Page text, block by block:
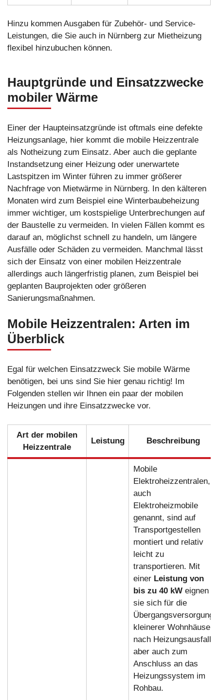
Hinzu kommen Ausgaben für Zubehör- und Service-
Leistungen, die Sie auch in Nürnberg zur Mietheizung
flexibel hinzubuchen können.
Hauptgründe und Einsatzzwecke
mobiler Wärme
Einer der Haupteinsatzgründe ist oftmals eine defekte
Heizungsanlage, hier kommt die mobile Heizzentrale
als Notheizung zum Einsatz. Aber auch die geplante
Instandsetzung einer Heizung oder unerwartete
Lastspitzen im Winter führen zu immer größerer
Nachfrage von Mietwärme in Nürnberg. In den kälteren
Monaten wird zum Beispiel eine Winterbaubeheizung
immer wichtiger, um kostspielige Unterbrechungen auf
der Baustelle zu vermeiden. In vielen Fällen kommt es
darauf an, möglichst schnell zu handeln, um längere
Ausfälle oder Schäden zu vermeiden. Manchmal lässt
sich der Einsatz von einer mobilen Heizzentrale
allerdings auch längerfristig planen, zum Beispiel bei
geplanten Bauprojekten oder größeren
Sanierungsmaßnahmen.
Mobile Heizzentralen: Arten im
Überblick
Egal für welchen Einsatzzweck Sie mobile Wärme
benötigen, bei uns sind Sie hier genau richtig! Im
Folgenden stellen wir Ihnen ein paar der mobilen
Heizungen und ihre Einsatzzwecke vor.
Art der mobilen
Heizzentrale
Leistung Beschreibung
Mobile
Elektroheizzentralen,
auch
Elektroheizmobile
genannt, sind auf
Transportgestellen
montiert und relativ
leicht zu
transportieren. Mit
einer Leistung von
bis zu 40 kWeignen
sie sich für die
Übergangsversorgung
kleinerer Wohnhäuser
nach Heizungsausfall,
aber auch zum
Anschluss an das
Heizungssystem im
Rohbau.